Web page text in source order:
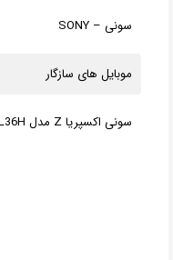
سونی – SONY
موبایل های سازگار
سونی اکسپریا Z مدل L36H